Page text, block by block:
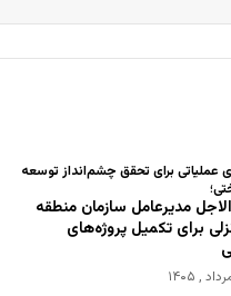
عملیاتی برای تحقق چشم‌انداز توسعه
مدیرعامل سازمان منطقه
برای تکمیل پروژه‌های